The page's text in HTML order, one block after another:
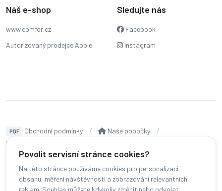
Povolit servisní stránce cookies?
Na této stránce používáme cookies pro personalizaci
obsahu, měření návštěvnosti a zobrazování relevantních
reklam. Souhlas můžete kdykoliv změnit nebo odvolat.
Náš e-shop
www.comfor.cz
Autorizovaný prodejce Apple
Sledujte nás
Facebook
Instagram
PDF Obchodní podmínky
Naše pobočky